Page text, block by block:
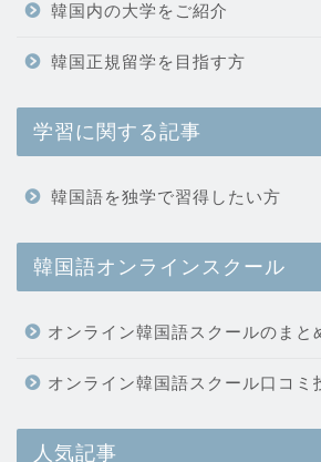
韓国内の大学をご紹介
韓国正規留学を目指す方
学習に関する記事
韓国語を独学で習得したい方
韓国語オンラインスクール
オンライン韓国語スクールのまと
オンライン韓国語スクール口コミ
人気記事